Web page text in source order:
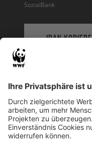
SozialBank
IBAN
WWF Deutschland
Reinhardtstr. 18
10117 Berlin